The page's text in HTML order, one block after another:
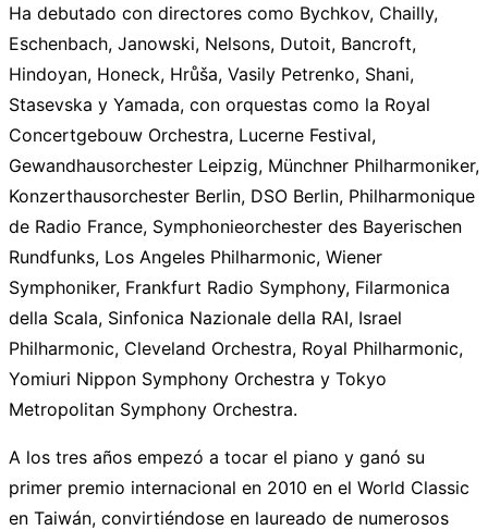
Ha debutado con directores como Bychkov, Chailly,
Eschenbach, Janowski, Nelsons, Dutoit, Bancroft,
Hindoyan, Honeck, Hrůša, Vasily Petrenko, Shani,
Stasevska y Yamada, con orquestas como la Royal
Concertgebouw Orchestra, Lucerne Festival,
Gewandhausorchester Leipzig, Münchner Philharmoniker,
Konzerthausorchester Berlin, DSO Berlin, Philharmonique
de Radio France, Symphonieorchester des Bayerischen
Rundfunks, Los Angeles Philharmonic, Wiener
Symphoniker, Frankfurt Radio Symphony, Filarmonica
della Scala, Sinfonica Nazionale della RAI, Israel
Philharmonic, Cleveland Orchestra, Royal Philharmonic,
Yomiuri Nippon Symphony Orchestra y Tokyo
Metropolitan Symphony Orchestra.
A los tres años empezó a tocar el piano y ganó su
primer premio internacional en 2010 en el World Classic
en Taiwán, convirtiéndose en laureado de numerosos